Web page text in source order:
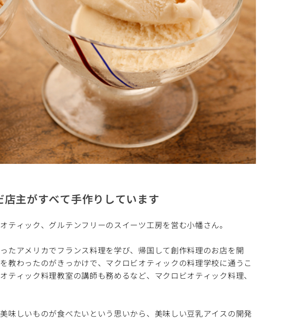
主がすべて手作りしています
ィック、グルテンフリーのスイーツ工房を営む小幡さん。
たアメリカでフランス料理を学び、帰国して創作料理のお店を開
教わったのがきっかけで、マクロビオティックの料理学校に通うこ
ィック料理教室の講師も務めるなど、マクロビオティック料理、
味しいものが食べたいという思いから、美味しい豆乳アイスの開発